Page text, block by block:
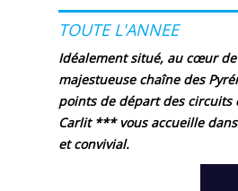
TOUTE L'ANNEE
Idéalement situé, au cœur de
majestueuse chaîne des
points de départ des circuits
Carlit *** vous accueille
et convivial.